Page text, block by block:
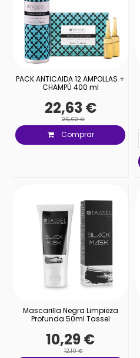
PACK ANTICAIDA 12 AMPOLLAS +
CHAMPÚ 400 ml
22,63 €
26,62 €
Comprar
Mascarilla Negra Limpieza
Profunda 50ml Tassel
10,29 €
12,10 €